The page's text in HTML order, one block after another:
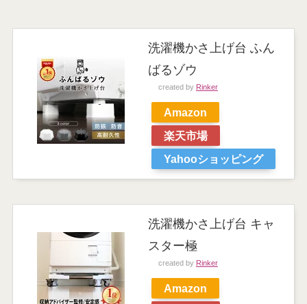
洗濯機かさ上げ台 ふん
ばるゾウ
created by Rinker
Amazon
楽天市場
Yahooショッピング
洗濯機かさ上げ台 キャ
スター極
created by Rinker
Amazon